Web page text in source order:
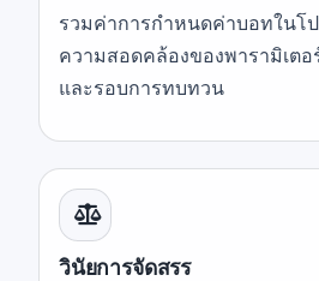
รวมค่าการกำหนดค่าบอทในโ
ความสอดคล้องของพารามิเต
และรอบการทบทวน
วินัยการจัดสรร